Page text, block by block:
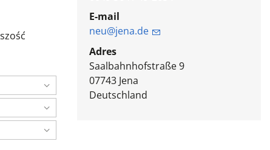
E-mail
neu@jena.de
Adres
Saalbahnhofstraße 9
07743 Jena
Deutschland